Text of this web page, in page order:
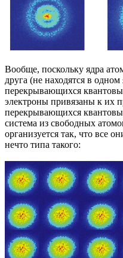
Вообще, поскольку ядра
друга (не находятся в одном
перекрывающихся
электроны привязаны к их
перекрывающихся
система из свободных
организуется так, что все
нечто типа такого: